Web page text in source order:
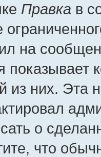
Правка в
на
показывает
из них. Эта
о
что